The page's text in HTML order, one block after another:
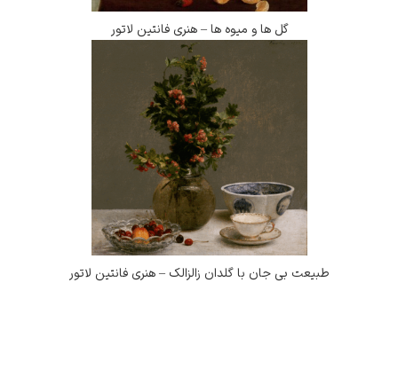
گل ها و میوه ها – هنری فانتین لاتور
بی جان با گلدان زالزالک – هنری فانتین لاتور